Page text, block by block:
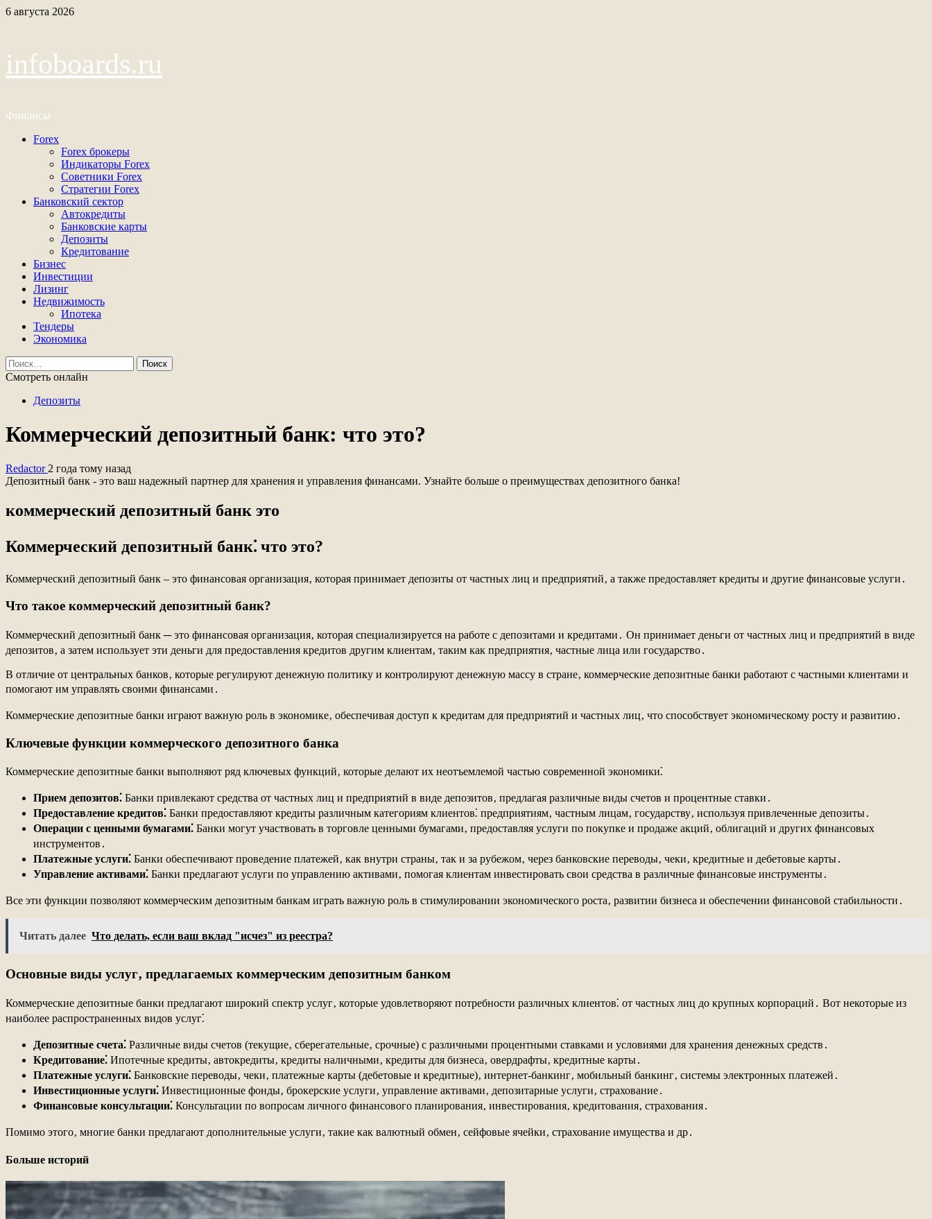
Перейти
6 августа 2026
infoboards.ru
Финансы
Основное
Forex
Forex брокеры
Индикаторы Forex
Советники Forex
Стратегии Forex
Банковский сектор
Автокредиты
Банковские карты
Депозиты
Кредитование
Бизнес
Инвестиции
Лизинг
Недвижимость
Ипотека
Тендеры
Экономика
Найти:
Смотреть онлайн
Депозиты
Коммерческий депозитный банк: что это?
Redactor 2 года тому назад
Депозитный банк - это ваш надежный партнер для хранения и управления финансами. Узнайте больше о преимуществах депозитного банка!
коммерческий депозитный банк это
Коммерческий депозитный банк⁚ что это?
Коммерческий депозитный банк – это финансовая организация‚ которая принимает депозиты от частных лиц и предприятий‚ а также предоставляет кредиты и другие финансовые услуги․
Что такое коммерческий депозитный банк?
Коммерческий депозитный банк ─ это финансовая организация‚ которая специализируется на работе с депозитами и кредитами․ Он принимает деньги от частных лиц и предприятий в виде
депозитов‚ а затем использует эти деньги для предоставления кредитов другим клиентам‚ таким как предприятия‚ частные лица или государство․
В отличие от центральных банков‚ которые регулируют денежную политику и контролируют денежную массу в стране‚ коммерческие депозитные банки работают с частными клиентами и
помогают им управлять своими финансами․
Коммерческие депозитные банки играют важную роль в экономике‚ обеспечивая доступ к кредитам для предприятий и частных лиц‚ что способствует экономическому росту и развитию․
Ключевые функции коммерческого депозитного банка
Коммерческие депозитные банки выполняют ряд ключевых функций‚ которые делают их неотъемлемой частью современной экономики⁚
Прием депозитов⁚ Банки привлекают средства от частных лиц и предприятий в виде депозитов‚ предлагая различные виды счетов и процентные ставки․
Предоставление кредитов⁚ Банки предоставляют кредиты различным категориям клиентов⁚ предприятиям‚ частным лицам‚ государству‚ используя привлеченные депозиты․
Операции с ценными бумагами⁚ Банки могут участвовать в торговле ценными бумагами‚ предоставляя услуги по покупке и продаже акций‚ облигаций и других финансовых
инструментов․
Платежные услуги⁚ Банки обеспечивают проведение платежей‚ как внутри страны‚ так и за рубежом‚ через банковские переводы‚ чеки‚ кредитные и дебетовые карты․
Управление активами⁚ Банки предлагают услуги по управлению активами‚ помогая клиентам инвестировать свои средства в различные финансовые инструменты․
Все эти функции позволяют коммерческим депозитным банкам играть важную роль в стимулировании экономического роста‚ развитии бизнеса и обеспечении финансовой стабильности․
Читать далее Что делать, если ваш вклад "исчез" из реестра?
Основные виды услуг‚ предлагаемых коммерческим депозитным банком
Коммерческие депозитные банки предлагают широкий спектр услуг‚ которые удовлетворяют потребности различных клиентов⁚ от частных лиц до крупных корпораций․ Вот некоторые из
наиболее распространенных видов услуг⁚
Депозитные счета⁚ Различные виды счетов (текущие‚ сберегательные‚ срочные) с различными процентными ставками и условиями для хранения денежных средств․
Кредитование⁚ Ипотечные кредиты‚ автокредиты‚ кредиты наличными‚ кредиты для бизнеса‚ овердрафты‚ кредитные карты․
Платежные услуги⁚ Банковские переводы‚ чеки‚ платежные карты (дебетовые и кредитные)‚ интернет-банкинг‚ мобильный банкинг‚ системы электронных платежей․
Инвестиционные услуги⁚ Инвестиционные фонды‚ брокерские услуги‚ управление активами‚ депозитарные услуги‚ страхование․
Финансовые консультации⁚ Консультации по вопросам личного финансового планирования‚ инвестирования‚ кредитования‚ страхования․
Помимо этого‚ многие банки предлагают дополнительные услуги‚ такие как валютный обмен‚ сейфовые ячейки‚ страхование имущества и др․
Больше историй